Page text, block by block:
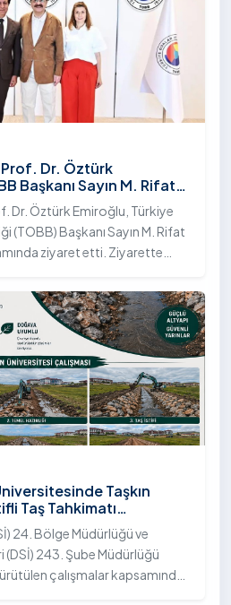
katıldı.
Prof. Dr. Öztürk
Başkanı Sayın M. Rifat
Dr. Öztürk Emiroğlu, Türkiye
(TOBB) Başkanı Sayın M. Rifat
ziyaret etti. Ziyarette
eşlik etti.
Taşkın
Taş Tahkimatı
24. Bölge Müdürlüğü ve
(DSİ) 243. Şube Müdürlüğü
çalışmalar kapsamında,